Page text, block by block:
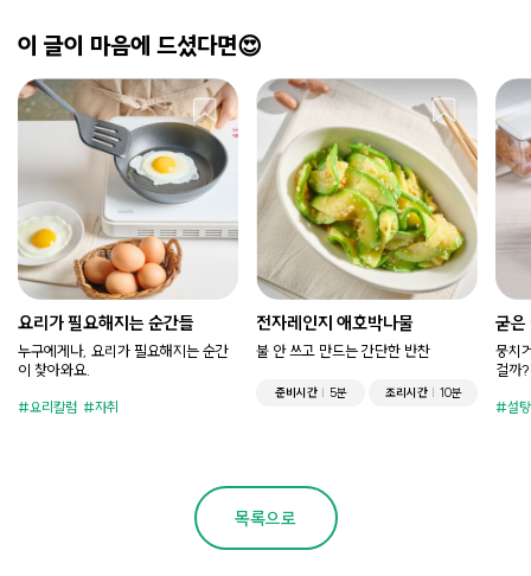
이 글이 마음에 드셨다면😍
요리가 필요해지는 순간들
누구에게나, 요리가 필요해지는 순간
이 찾아와요.
요리칼럼 자취
전자레인지 애호박나물
불 안 쓰고 만드는 간단한 반찬
준비시간 5분 조리시간 10분
굳은
뭉치
걸까?
설탕
목록으로